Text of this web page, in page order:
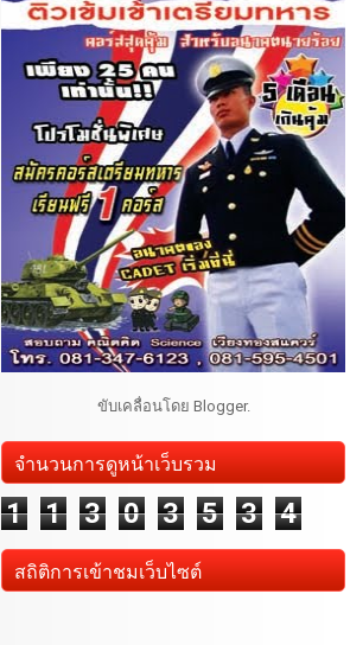
ขับเคลื่อนโดย Blogger.
จำนวนการดูหน้าเว็บรวม
1 1 3 0 3 5 3 4
สถิติการเข้าชมเว็บไซต์